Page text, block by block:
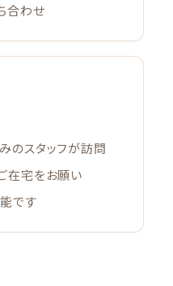
合わせ
のスタッフが訪問
在宅をお願い
です